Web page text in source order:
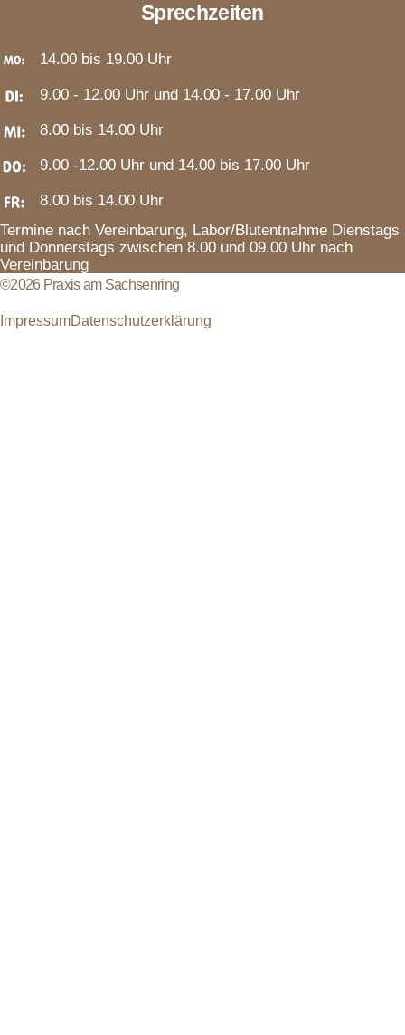
Sprechzeiten
14.00 bis 19.00 Uhr
9.00 - 12.00 Uhr und 14.00 - 17.00 Uhr
8.00 bis 14.00 Uhr
9.00 -12.00 Uhr und 14.00 bis 17.00 Uhr
8.00 bis 14.00 Uhr
Termine nach Vereinbarung, Labor/Blutentnahme Dienstags
und Donnerstags zwischen 8.00 und 09.00 Uhr nach
Vereinbarung
©2026 Praxis am Sachsenring
ImpressumDatenschutzerklärung